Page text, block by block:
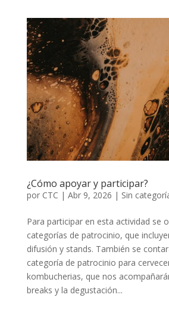
¿Cómo apoyar y participar?
por CTC | Abr 9, 2026 | Sin
Para participar en esta actividad se
categorías de patrocinio, que
difusión y stands. También se
categoría de patrocinio para
kombucherias, que nos
breaks y la degustación...